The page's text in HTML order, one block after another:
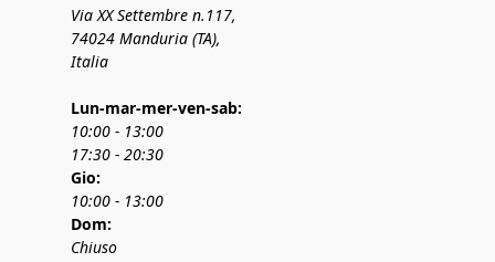
Via XX Settembre n.117,
74024 Manduria (TA),
Italia
Lun-mar-mer-ven-sab:
10:00 - 13:00
17:30 - 20:30
Gio:
10:00 - 13:00
Dom:
Chiuso